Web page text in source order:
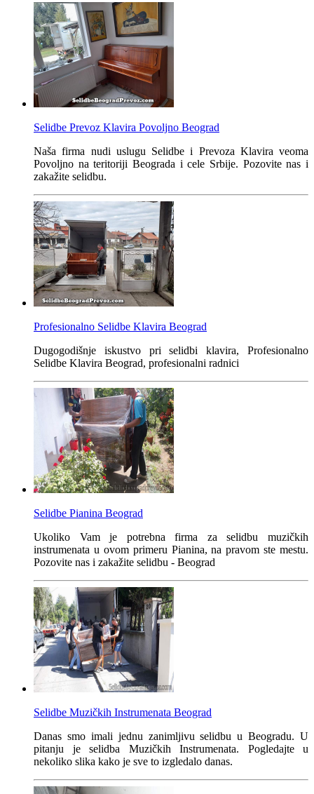
Selidbe Prevoz Klavira Povoljno Beograd
Naša firma nudi uslugu Selidbe i Prevoza Klavira veoma
Povoljno na teritoriji Beograda i cele Srbije. Pozovite nas i
zakažite selidbu.
Profesionalno Selidbe Klavira Beograd
Dugogodišnje iskustvo pri selidbi klavira, Profesionalno
Selidbe Klavira Beograd, profesionalni radnici
Selidbe Pianina Beograd
Ukoliko Vam je potrebna firma za selidbu muzičkih
instrumenata u ovom primeru Pianina, na pravom ste mestu.
Pozovite nas i zakažite selidbu - Beograd
Selidbe Muzičkih Instrumenata Beograd
Danas smo imali jednu zanimljivu selidbu u Beogradu. U
pitanju je selidba Muzičkih Instrumenata. Pogledajte u
nekoliko slika kako je sve to izgledalo danas.